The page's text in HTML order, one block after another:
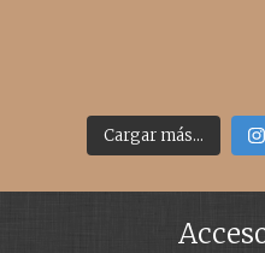
Cargar más...